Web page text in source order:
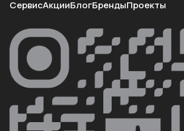
СервисАкцииБлогБрендыПроекты